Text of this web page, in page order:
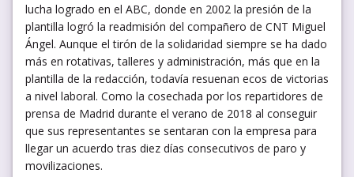
lucha logrado en el ABC, donde en 2002 la presión de la
plantilla logró la readmisión del compañero de CNT Miguel
Ángel. Aunque el tirón de la solidaridad siempre se ha dado
más en rotativas, talleres y administración, más que en la
plantilla de la redacción, todavía resuenan ecos de victorias
a nivel laboral. Como la cosechada por los repartidores de
prensa de Madrid durante el verano de 2018 al conseguir
que sus representantes se sentaran con la empresa para
llegar un acuerdo tras diez días consecutivos de paro y
movilizaciones.